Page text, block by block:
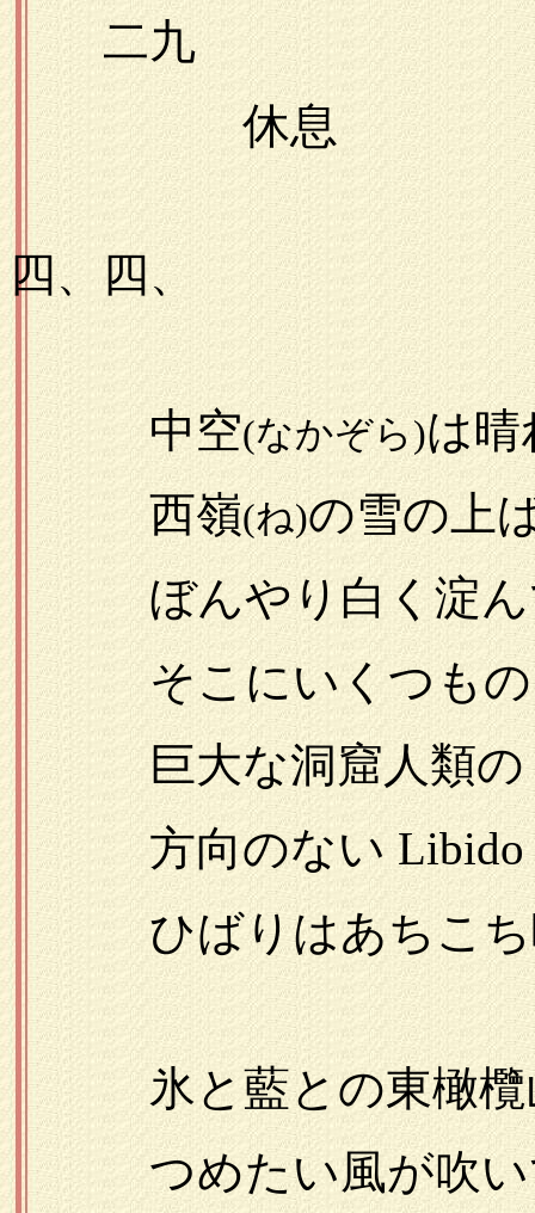
二九
休息
一九
四、四、
中空(なかぞら)は
西嶺(ね)の雪の上
ぼんやり白く淀ん
そこにいくつもの
巨大な洞窟人類の
方向のない Libido
ひばりはあちこち
氷と藍との東橄欖
つめたい風が吹い